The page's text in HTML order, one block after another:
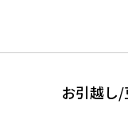
お引越し